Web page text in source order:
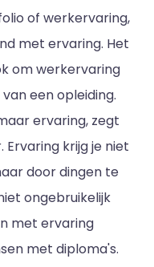
of werkervaring,
met ervaring. Het
om werkervaring
een opleiding.
ervaring, zegt
krijg je niet
door dingen te
ongebruikelijk
met ervaring
met diploma's.